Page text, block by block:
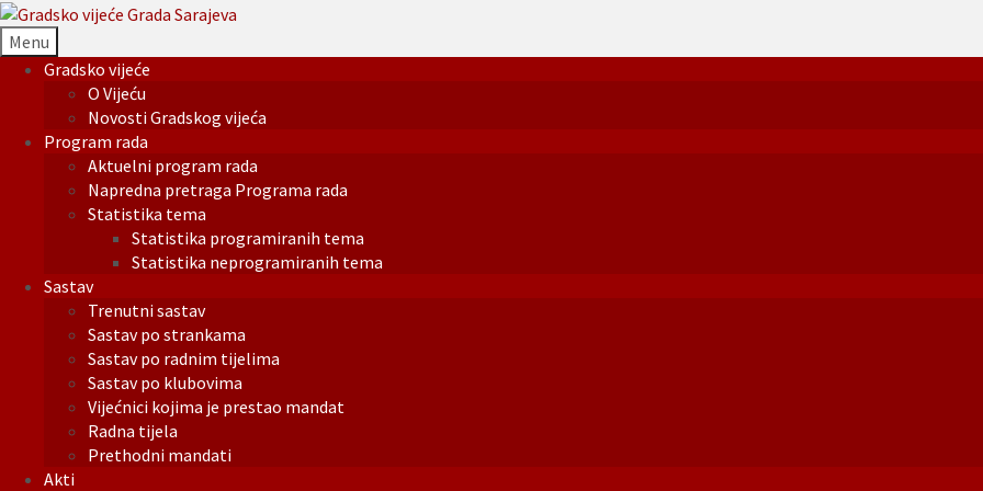
Menu
Gradsko vijeće
O Vijeću
Novosti Gradskog vijeća
Program rada
Aktuelni program rada
Napredna pretraga Programa rada
Statistika tema
Statistika programiranih tema
Statistika neprogramiranih tema
Sastav
Trenutni sastav
Sastav po strankama
Sastav po radnim tijelima
Sastav po klubovima
Vijećnici kojima je prestao mandat
Radna tijela
Prethodni mandati
Akti